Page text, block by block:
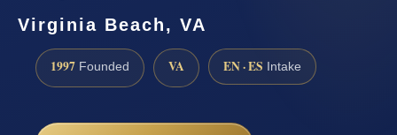
Virginia Beach, VA
1997 Founded VA EN · ES Intake